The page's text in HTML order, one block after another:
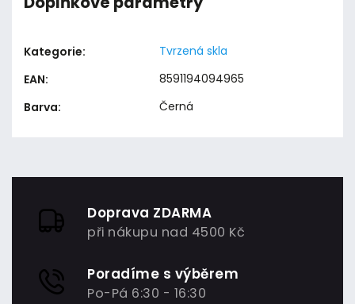
Kategorie:
Tvrzená skla
EAN:
8591194094965
Barva: Černá
Doprava ZDARMA
při nákupu nad 4500 Kč
Poradíme s výběrem
Po-Pá 6:30 - 16:30